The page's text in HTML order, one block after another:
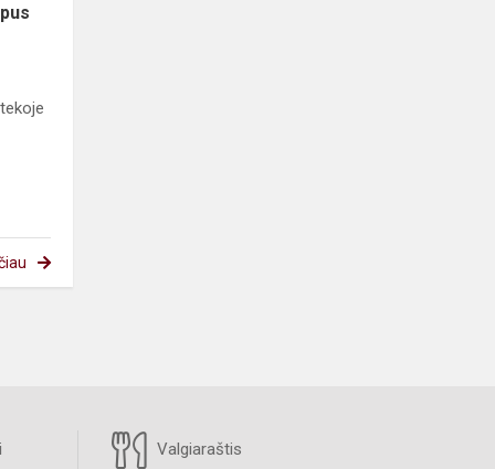
Valgiaraštis